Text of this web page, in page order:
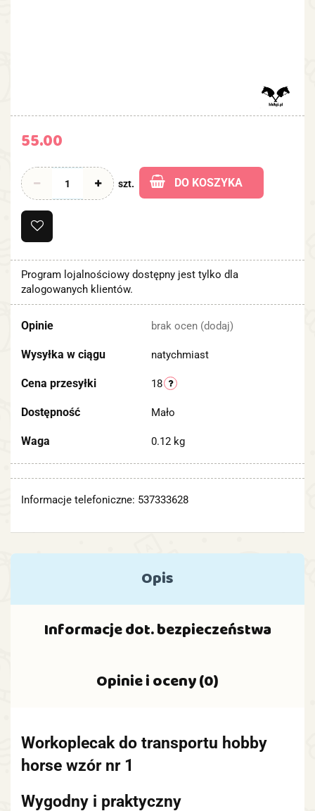
55.00
szt. DO KOSZYKA
Program lojalnościowy dostępny jest tylko dla
zalogowanych klientów.
Opinie brak ocen (dodaj)
Wysyłka w ciągu natychmiast
Cena przesyłki 18
Dostępność Mało
Waga 0.12 kg
Informacje telefoniczne: 537333628
Opis
Informacje dot. bezpieczeństwa
Opinie i oceny (0)
Workoplecak do transportu hobby
horse wzór nr 1
Wygodny i praktyczny